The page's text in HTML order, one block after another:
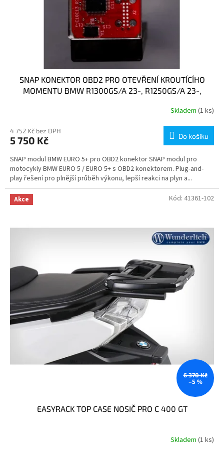
SNAP KONEKTOR OBD2 PRO OTEVŘENÍ KROUTÍCÍHO
MOMENTU BMW R1300GS/A 23-, R1250GS/A 23-,
Skladem (1 ks)
4 752 Kč bez DPH
5 750 Kč Do košíku
SNAP modul BMW EURO 5+ pro OBD2 konektor SNAP modul pro
motocykly BMW EURO 5 / EURO 5+ s OBD2 konektorem. Plug-and-
play řešení pro plnější průběh výkonu, lepší reakci na plyn a...
Akce
6 370 Kč
–5 %
EASYRACK TOP CASE NOSIČ PRO C 400 GT
Skladem (1 ks)
Kód: 41361-102